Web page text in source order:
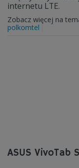
internetu LTE.
Zobacz więcej na
polkomtel
ASUS VivoTab